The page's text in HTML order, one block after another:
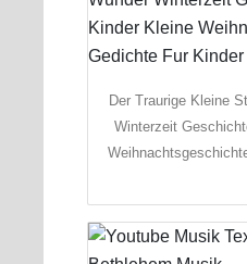
Der Traurige Kleine
Winterzeit